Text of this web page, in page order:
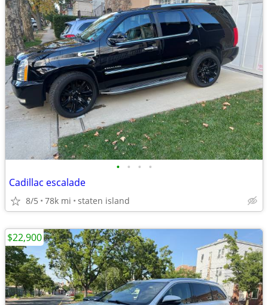
• • • •
Cadillac escalade
8/5 78k mi staten island
$22,900